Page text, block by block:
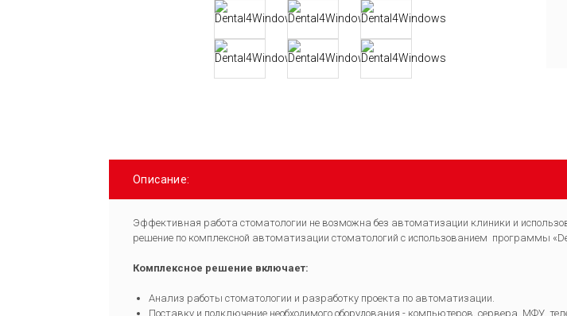
Описание:
Эффективная работа стоматологии не возможна без автоматизации клиники и
решение по комплексной автоматизации стоматологий с использованием программы
Комплексное решение включает:
Анализ работы стоматологии и разработку проекта по автоматизации.
Поставку и подключение необходимого оборудования - компьютеров, сервера, МФУ,